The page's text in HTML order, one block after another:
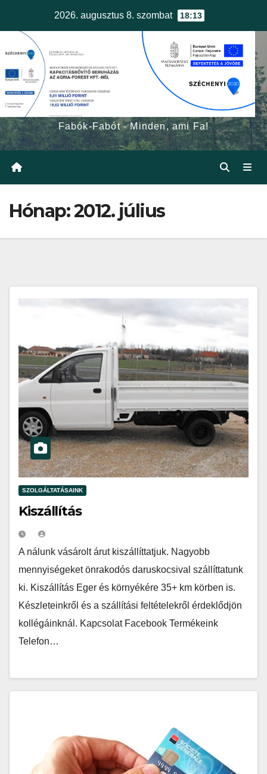
2026. augusztus 8. szombat 18:13
egerfa.hu
Fabók-Fabót - Minden, ami Fa!
Hónap:2012. július
SZOLGÁLTATÁSAINK
Kiszállítás
A nálunk vásárolt árut kiszállíttatjuk. Nagyobb
mennyiségeket önrakodós daruskocsival szállíttatunk
ki. Kiszállítás Eger és környékére 35+ km körben is.
Készleteinkről és a szállítási feltételekről érdeklődjön
kollégáinknál. Kapcsolat Facebook Termékeink
Telefon…